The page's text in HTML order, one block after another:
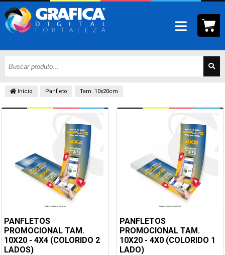
Início Panfleto Tam. 10x20cm
PANFLETOS
PROMOCIONAL TAM.
10X20 - 4X4 (COLORIDO 2
LADOS)
PANFLETOS
PROMOCIONAL TAM.
10X20 - 4X0 (COLORIDO 1
LADO)